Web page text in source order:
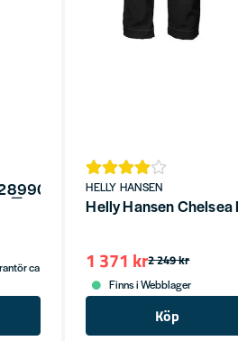
Svart Stretchbälte - HH
ca
HELLY HANSEN
Helly Hansen Chelsea
2 249 kr
1 371 kr
Finns i Webblager
Köp